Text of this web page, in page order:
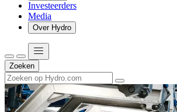
Investeerders
Media
Over Hydro
Zoeken